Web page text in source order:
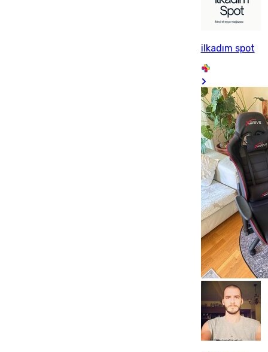
ilkadım spot